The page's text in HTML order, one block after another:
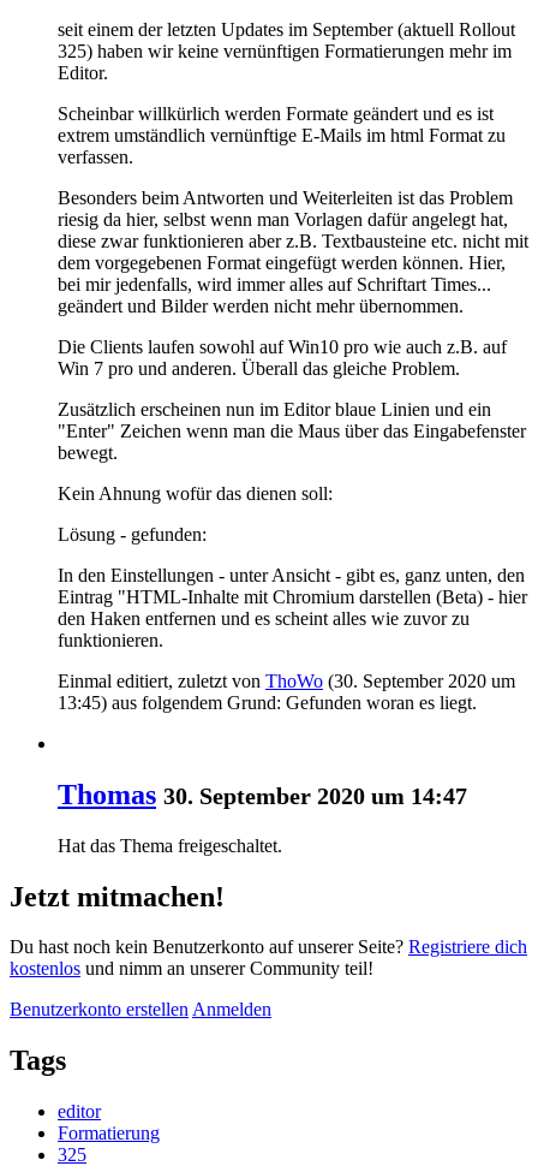
seit einem der letzten Updates im September (aktuell Rollout
325) haben wir keine vernünftigen Formatierungen mehr im
Editor.
Scheinbar willkürlich werden Formate geändert und es ist
extrem umständlich vernünftige E-Mails im html Format zu
verfassen.
Besonders beim Antworten und Weiterleiten ist das Problem
riesig da hier, selbst wenn man Vorlagen dafür angelegt hat,
diese zwar funktionieren aber z.B. Textbausteine etc. nicht mit
dem vorgegebenen Format eingefügt werden können. Hier,
bei mir jedenfalls, wird immer alles auf Schriftart Times...
geändert und Bilder werden nicht mehr übernommen.
Die Clients laufen sowohl auf Win10 pro wie auch z.B. auf
Win 7 pro und anderen. Überall das gleiche Problem.
Zusätzlich erscheinen nun im Editor blaue Linien und ein
"Enter" Zeichen wenn man die Maus über das Eingabefenster
bewegt.
Kein Ahnung wofür das dienen soll:
Lösung - gefunden:
In den Einstellungen - unter Ansicht - gibt es, ganz unten, den
Eintrag "HTML-Inhalte mit Chromium darstellen (Beta) - hier
den Haken entfernen und es scheint alles wie zuvor zu
funktionieren.
Einmal editiert, zuletzt von ThoWo (30. September 2020 um
13:45) aus folgendem Grund: Gefunden woran es liegt.
Thomas 30. September 2020 um 14:47
Hat das Thema freigeschaltet.
Jetzt mitmachen!
Du hast noch kein Benutzerkonto auf unserer Seite? Registriere dich
kostenlos und nimm an unserer Community teil!
Benutzerkonto erstellenAnmelden
Tags
editor
Formatierung
325